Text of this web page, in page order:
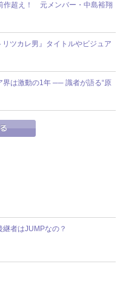
作超え！ 元メンバー・中島裕翔
ツカレ男』タイトルやビジュア
界は激動の1年 ── 識者が語る“原
者はJUMPなの？